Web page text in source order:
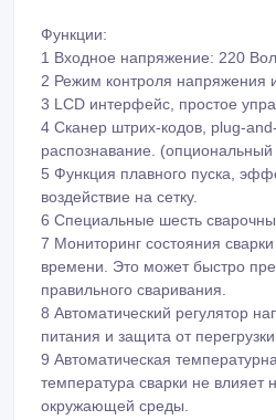
5 Функция плавного пуска,
воздействие на сетку.
6 Специальные шесть
7 Мониторинг состояния
времени. Это может быстро
правильного сваривания.
8 Автоматический регулятор
питания и защита от перегрузки.
9 Автоматическая
температура сварки не влияет
окружающей среды.
10 Отображение меню
11 Параметры состояния
распечатаны в процессе
или все), что удобно для
Технические параметры: